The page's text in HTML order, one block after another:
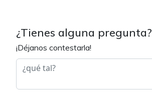
¿Tienes alguna pregunta?
¡Déjanos contestarla!